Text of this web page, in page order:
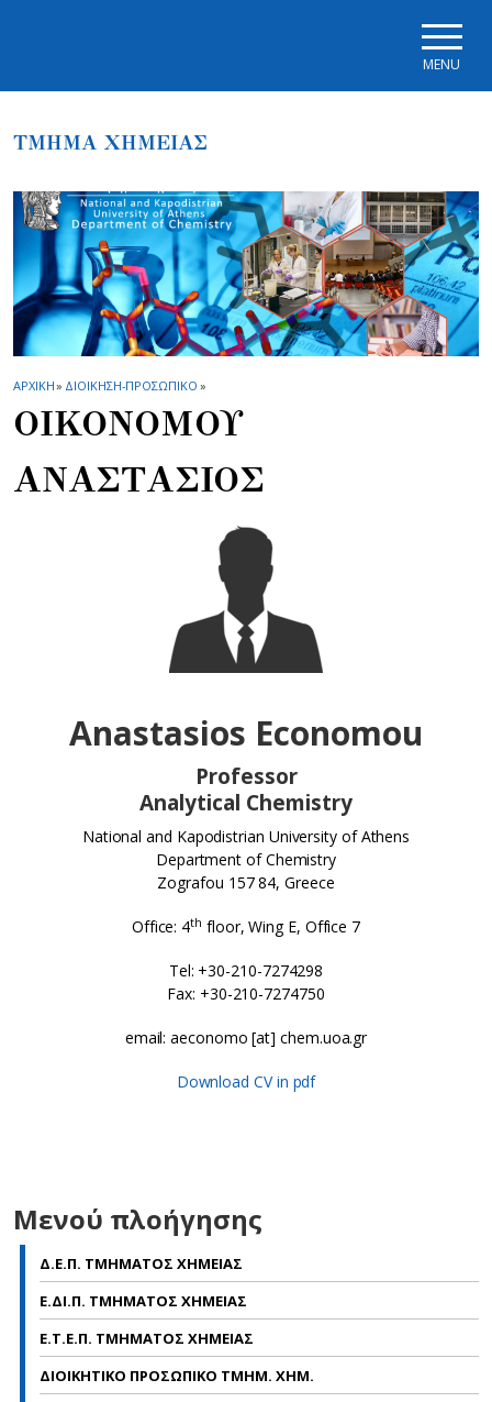
MENU
ΤΜΗΜΑ ΧΗΜΕΙΑΣ
ΑΡΧΙΚΗ» ΔΙΟΙΚΗΣΗ-ΠΡΟΣΩΠΙΚΟ »
ΟΙΚΟΝΟΜΟΥ
ΑΝΑΣΤΑΣΙΟΣ
Anastasios Economou
Professor
Analytical Chemistry
National and Kapodistrian University of Athens
Department of Chemistry
Zografou 157 84, Greece
Office: 4th floor, Wing E, Office 7
Tel: +30-210-7274298
Fax: +30-210-7274750
email: aeconomo [at] chem.uoa.gr
Download CV in pdf
Μενού πλοήγησης
Δ.Ε.Π. ΤΜΗΜΑΤΟΣ ΧΗΜΕΙΑΣ
Ε.ΔΙ.Π. ΤΜΗΜΑΤΟΣ ΧΗΜΕΙΑΣ
Ε.Τ.Ε.Π. ΤΜΗΜΑΤΟΣ ΧΗΜΕΙΑΣ
ΔΙΟΙΚΗΤΙΚΟ ΠΡΟΣΩΠΙΚΟ ΤΜΗΜ. ΧΗΜ.